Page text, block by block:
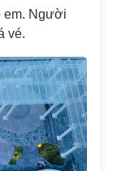
em. Người
vé.